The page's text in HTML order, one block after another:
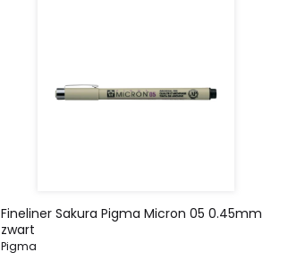
Fineliner Sakura Pigma Micron 05 0.45mm
zwart
Pigma